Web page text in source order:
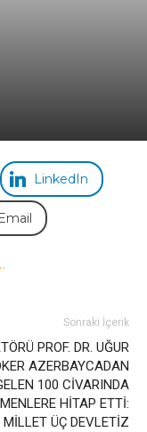
LinkedIn
Email
Sonraki İçerik
PROF. DR. UĞUR
AZERBAYCADAN
100 CİVARINDA
HİTAP ETTİ:
ÜÇ DEVLETİZ